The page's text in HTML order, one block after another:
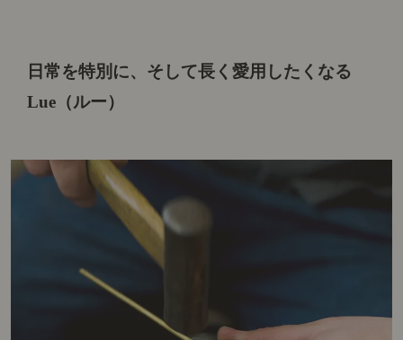
日常を特別に、そして長く愛用したくなる
Lue（ルー）